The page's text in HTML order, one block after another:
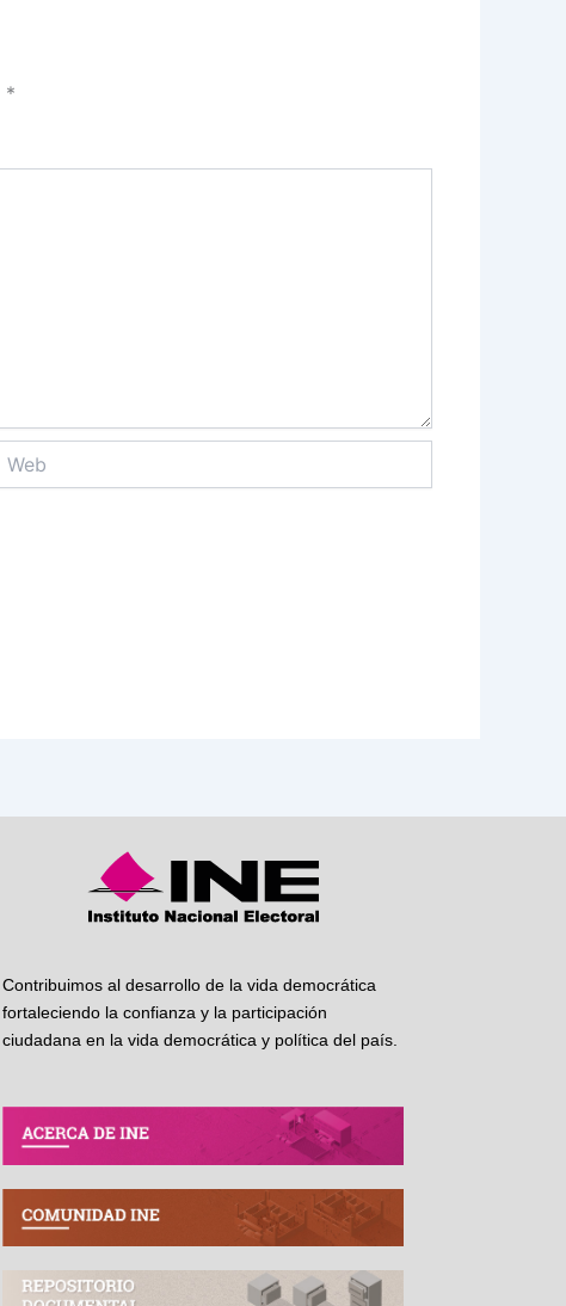
*
Contribuimos al desarrollo de la vida democrática
fortaleciendo la confianza y la participación
ciudadana en la vida democrática y política del país.